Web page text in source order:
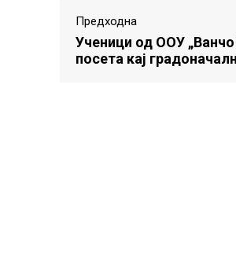
Предходна
Ученици од ООУ „Ванчо
посета кај